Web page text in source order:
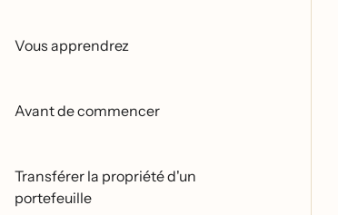
Vous apprendrez
Avant de commencer
Transférer la propriété d'un
portefeuille